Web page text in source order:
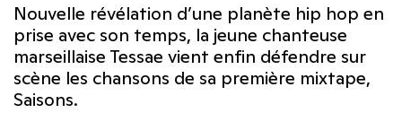
Nouvelle révélation d’une planète hip hop en
prise avec son temps, la jeune chanteuse
marseillaise Tessae vient enfin défendre sur
scène les chansons de sa première mixtape,
Saisons.